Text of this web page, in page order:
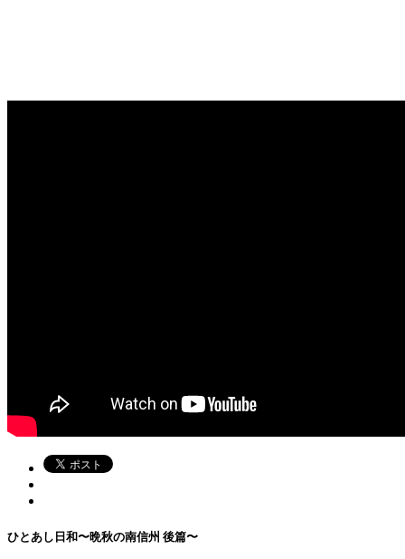
ひとあし日和〜晩秋の南信州 後篇〜